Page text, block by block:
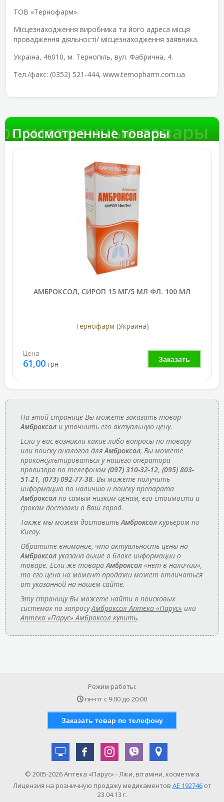
ТОВ «Тернофарм».
Місцезнаходження виробника та його адреса місця
провадження діяльності/ місцезнаходження заявника.
Україна, 46010, м. Тернопіль, вул. Фабрична, 4.
Тел./факс: (0352) 521-444, www.ternopharm.com.ua
товары
Просмотренные товары
АМБРОКСОЛ, СИРОП 15 МГ/5 МЛ ФЛ. 100 МЛ
Тернофарм (Украина)
Заказать
Цена
61,00 грн
На этой странице Вы можете заказать товар
Амброксол и уточнить его актуальную цену.
Если у вас возникли какие-либо вопросы по товару
или поиску аналогов дляАмброксол, Вы можете
проконсультироваться у нашего оператора-
провизора по телефонам (097) 310-32-12, (095) 803-
51-21, (073) 092-77-38. Вы можете получить
информацию по наличию и поиску препарата
Амброксол по самым низким ценам, его стоимости и
срокам доставки в Ваш город.
Также мы можем доставитьАмброксол курьером по
Киеву.
Обратите внимание, что актуальность цены на
Амброксол указана выше в блоке информации о
товаре. Если же товараАмброксол «нет в наличии»,
то его цена на момент продажи может отличаться
от указанной на нашем сайте.
Эту страницу Вы можете найти в поисковых
системах по запросуАмброксол Аптека «Парус» или
Аптека «Парус» Амброксол купить.
Режим работы:
пн-пт с 9:00 до 20:00
Заказать товар по телефону
© 2005-2026 Аптека «Парус» - Ліки, вітаміни, косметика
Лицензия на розничную продажу медикаментов АE 192746от
23.04.13 г.